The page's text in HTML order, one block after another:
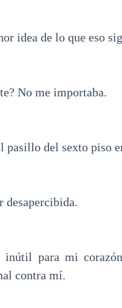
idea de lo que eso
No me importaba.
pasillo del sexto piso
desapercibida.
inútil para mi
contra mí.